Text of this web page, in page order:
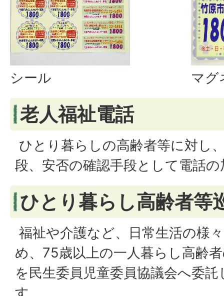
シール マグ
老人福祉電話
ひとり暮らしの高齢者等に対し
段、安否の確認手段として電話
ひとり暮らし高齢者等
福祉や介護など、日常生活の様
め、75歳以上の一人暮らし高齢
を民生委員児童委員協議会へ委
す。